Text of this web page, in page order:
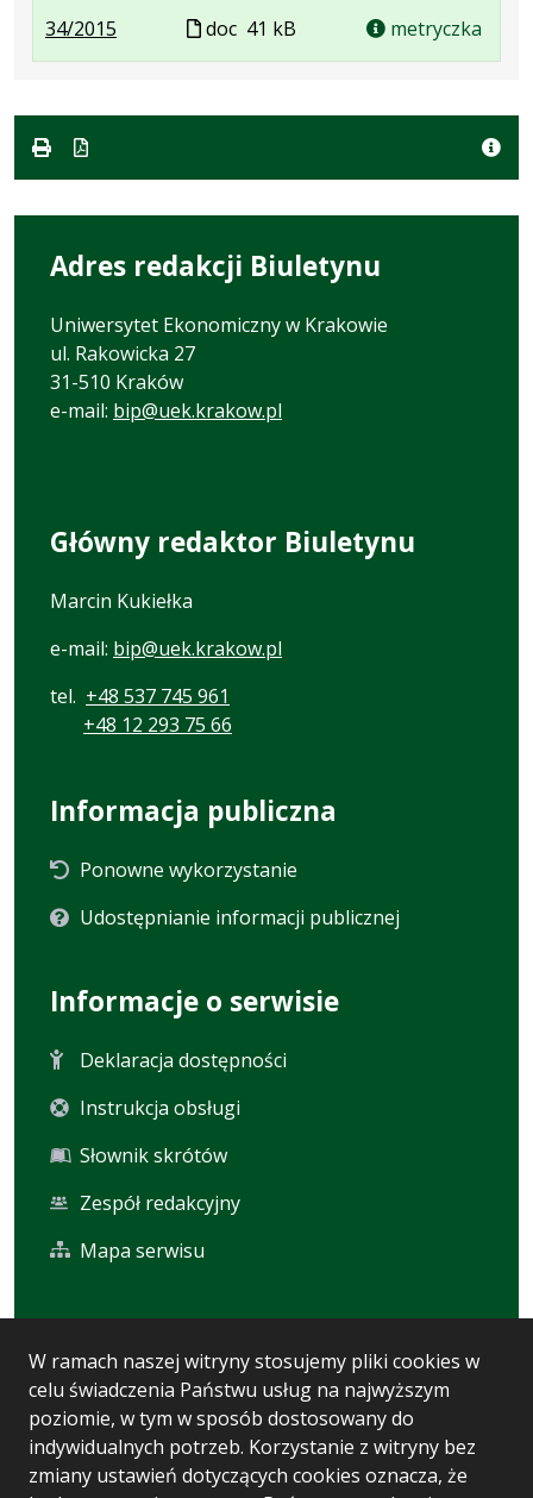
W ramach naszej witryny stosujemy pliki cookies w
celu świadczenia Państwu usług na najwyższym
poziomie, w tym w sposób dostosowany do
indywidualnych potrzeb. Korzystanie z witryny bez
zmiany ustawień dotyczących cookies oznacza, że
34/2015
Plik
formacie:
Rozmiar
41
Plik
w
doc 41 kB metryczka
Adres redakcji Biuletynu
Uniwersytet Ekonomiczny w Krakowie
ul. Rakowicka 27
31-510 Kraków
e-mail: bip@uek.krakow.pl
Główny redaktor Biuletynu
Marcin Kukiełka
e-mail: bip@uek.krakow.pl
tel. +48 537 745 961
+48 12 293 75 66
Informacja publiczna
Ponowne wykorzystanie
Udostępnianie informacji publicznej
Informacje o serwisie
Deklaracja dostępności
Instrukcja obsługi
Słownik skrótów
Zespół redakcyjny
Mapa serwisu
Statystyki oglądalności
Ostatnio dodane
Polityka prywatności